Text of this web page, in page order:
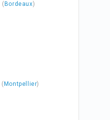
( Bordeaux)
( Montpellier)